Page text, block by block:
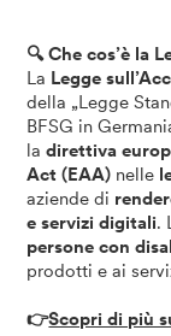
🔍 Che cos’è la
La Legge
della „Legge
BFSG in
ladirettiva
Act (EAA) nelle
aziende di
e servizi digitali.
persone con
prodotti e ai
👉Scopri di più